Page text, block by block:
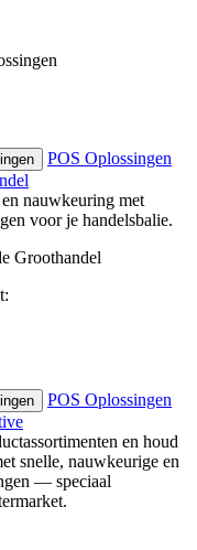
POS Oplossingen
nauwkeuring met
voor je handelsbalie.
Groothandel
POS Oplossingen
en houd
snelle, nauwkeurige en
— speciaal